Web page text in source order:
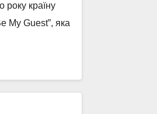
року країну
My Guest”, яка